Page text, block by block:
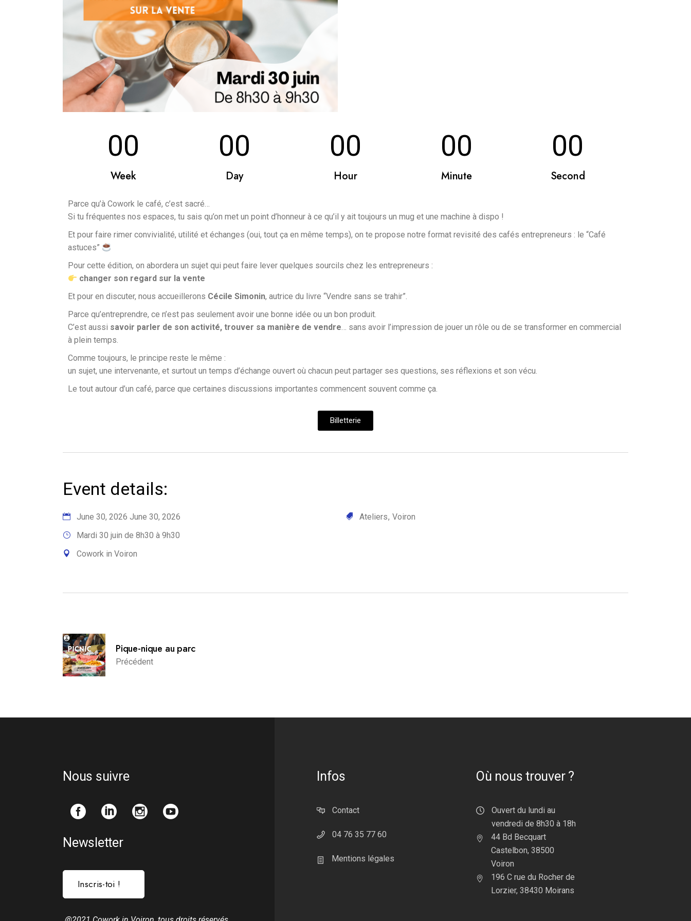
00
Week
00
Day
00
Hour
00
Minute
00
Second
Parce qu’à Cowork le café, c’est sacré…
Si tu fréquentes nos espaces, tu sais qu’on met un point d’honneur à ce qu’il y ait toujours un mug et une machine à dispo !
Et pour faire rimer convivialité, utilité et échanges (oui, tout ça en même temps), on te propose notre format revisité des cafés entrepreneurs : le “Café
astuces”
Pour cette édition, on abordera un sujet qui peut faire lever quelques sourcils chez les entrepreneurs :
changer son regard sur la vente
Et pour en discuter, nous accueillerons Cécile Simonin, autrice du livre “Vendre sans se trahir”.
Parce qu’entreprendre, ce n’est pas seulement avoir une bonne idée ou un bon produit.
C’est aussi savoir parler de son activité, trouver sa manière de vendre… sans avoir l’impression de jouer un rôle ou de se transformer en commercial
à plein temps.
Comme toujours, le principe reste le même :
un sujet, une intervenante, et surtout un temps d’échange ouvert où chacun peut partager ses questions, ses réflexions et son vécu.
Le tout autour d’un café, parce que certaines discussions importantes commencent souvent comme ça.
Billetterie
Event details:
June 30, 2026 June 30, 2026
Mardi 30 juin de 8h30 à 9h30
Cowork in Voiron
Ateliers Voiron
Pique-nique au parc
Précédent
Nous suivre
Newsletter
Inscris-toi !
Infos
Contact
04 76 35 77 60
Mentions légales
Où nous trouver ?
Ouvert du lundi au
vendredi de 8h30 à 18h
44 Bd Becquart
Castelbon, 38500
Voiron
196 C rue du Rocher de
Lorzier, 38430 Moirans